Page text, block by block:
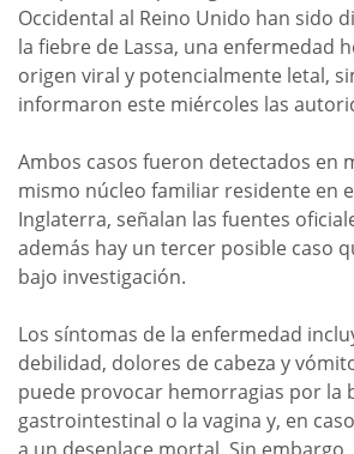
Occidental al Reino Unido han sido
la fiebre de Lassa, una enfermedad
origen viral y potencialmente letal,
informaron este miércoles las
Ambos casos fueron detectados en
mismo núcleo familiar residente en
Inglaterra, señalan las fuentes
además hay un tercer posible caso
bajo investigación.
Los síntomas de la enfermedad
debilidad, dolores de cabeza y
puede provocar hemorragias por la
gastrointestinal o la vagina y, en